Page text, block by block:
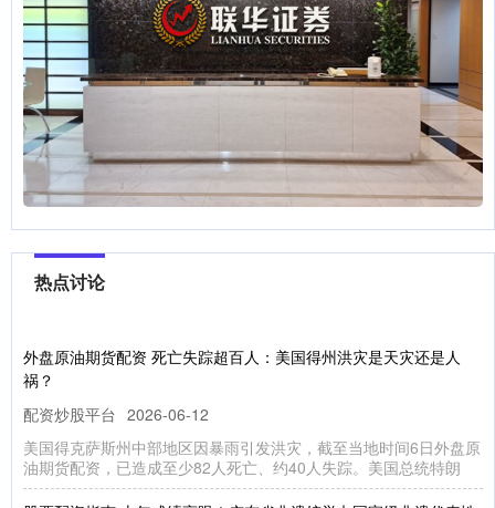
热点讨论
外盘原油期货配资 死亡失踪超百人：美国得州洪灾是天灾还是人
祸？
配资炒股平台 2026-06-12
美国得克萨斯州中部地区因暴雨引发洪灾，截至当地时间6日外盘原
油期货配资，已造成至少82人死亡、约40人失踪。美国总统特朗